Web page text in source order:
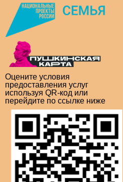
Оцените условия
предоставления услуг
используя QR-код или
перейдите по ссылке ниже